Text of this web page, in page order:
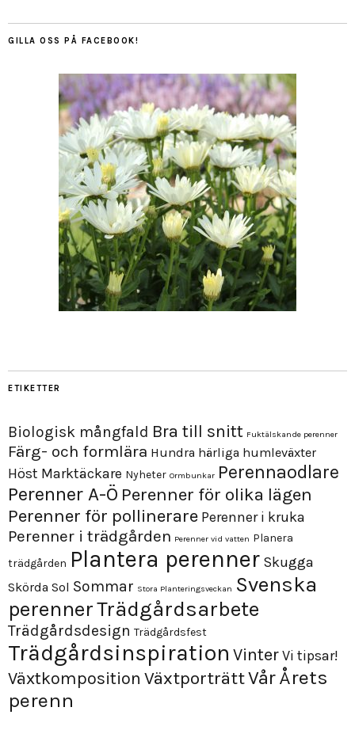
GILLA OSS PÅ FACEBOOK!
ETIKETTER
Biologisk mångfald Bra till snitt Fuktälskande perenner
Färg- och formlära Hundra härliga humleväxter
Höst Marktäckare Nyheter Ormbunkar Perennaodlare
Perenner A-Ö Perenner för olika lägen
Perenner för pollinerare Perenner i kruka
Perenner i trädgården Perenner vid vatten Planera
trädgården Plantera perenner Skugga
Skörda Sol Sommar Stora Planteringsveckan Svenska
perennerTrädgårdsarbete
Trädgårdsdesign Trädgårdsfest
Trädgårdsinspiration VinterVi tipsar!
Växtkomposition VäxtporträttVårÅrets
perenn